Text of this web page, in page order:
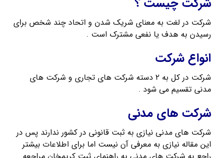
شرکت در لغت به معنای شریک ‌شدن و اتحاد چند شخص برای
رسیدن به هدف یا نفعی مشترک است .
انواع شرکت
شرکت در کل به ۲ دسته شرکت های تجاری و شرکت های
مدنی تقسیم می شود .
شرکت های مدنی
شرکت های مدنی نیازی به ثبت قانونی در کشور ندارند پس در
این مقاله نیازی به معرفی آن نیست اما برای اطلاعات بیشتر